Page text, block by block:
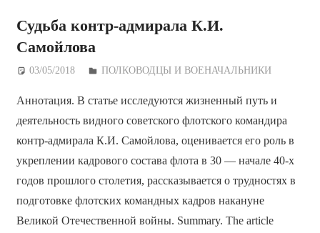
Судьба контр-адмирала К.И.
Самойлова
03/05/2018 Дежурный по Редакции
ПОЛКОВОДЦЫ И ВОЕНАЧАЛЬНИКИ
Аннотация. В статье исследуются жизненный путь и
деятельность видного советского флотского командира
контр-адмирала К.И. Самойлова, оценивается его роль в
укреплении кадрового состава флота в 30 — начале 40-х
годов прошлого столетия, рассказывается о трудностях в
подготовке флотских командных кадров накануне
Великой Отечественной войны. Summary. The article